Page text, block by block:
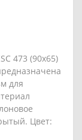
473 (90х65)
для
Цвет: